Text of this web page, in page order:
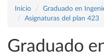
Inicio
Graduado en
Asignaturas del plan 423
Graduado